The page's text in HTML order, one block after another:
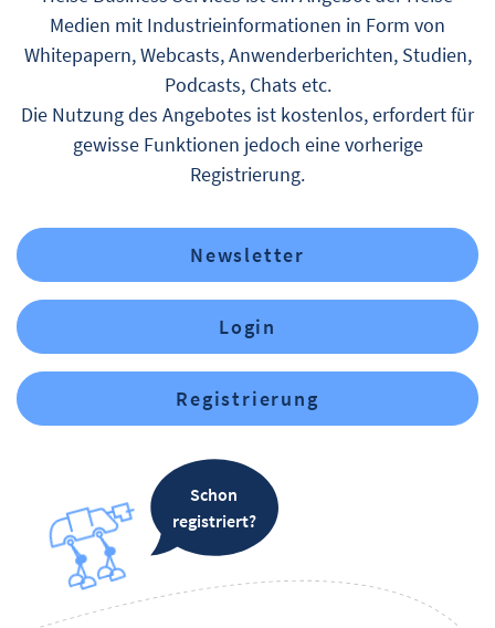
Medien mit Industrieinformationen in Form von
Whitepapern, Webcasts, Anwenderberichten, Studien,
Podcasts, Chats etc.
Die Nutzung des Angebotes ist kostenlos, erfordert für
gewisse Funktionen jedoch eine vorherige
Registrierung.
Newsletter
Login
Registrierung
Schon
registriert?